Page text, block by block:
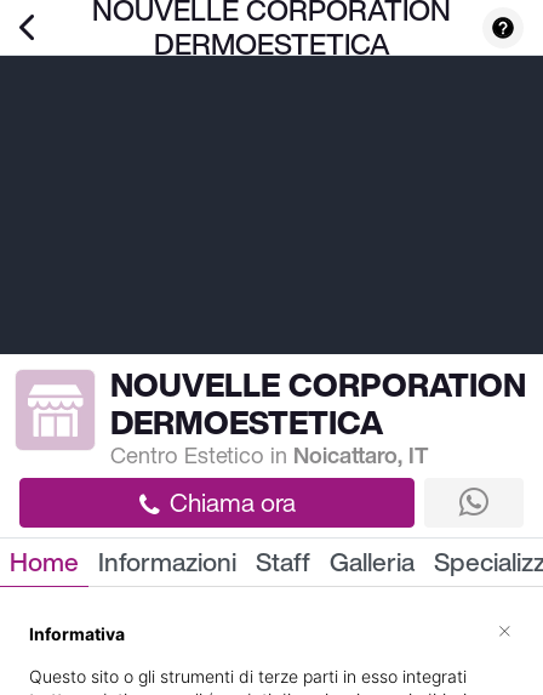
NOUVELLE CORPORATION
DERMOESTETICA
NOUVELLE CORPORATION
DERMOESTETICA
Centro Estetico in Noicattaro, IT
Chiama ora
Home Informazioni Staff Galleria
Informazioni
Informativa
Questo sito o gli strumenti di terze parti in esso integrati
×